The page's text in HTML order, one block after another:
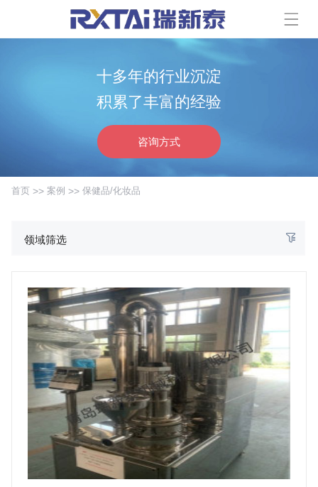
十多年的行业沉淀
积累了丰富的经验
咨询方式
首页 >>案例 >>保健品/化妆品
领域筛选